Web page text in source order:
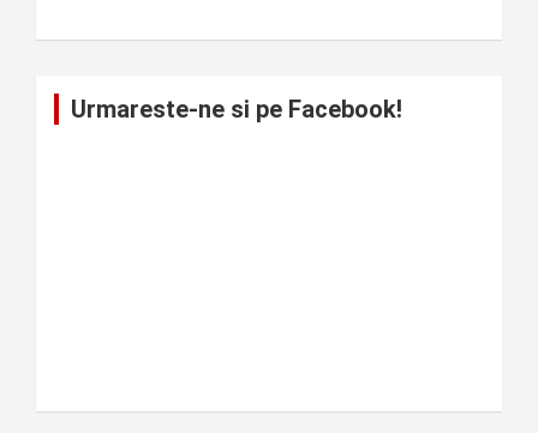
Urmareste-ne si pe Facebook!